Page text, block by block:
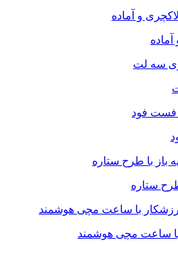
طرح ستاره
با ساعت مچی هوشمند